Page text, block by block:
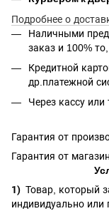
Подробнее о
Наличными
заказ и 100%
Кредитной
др.платежной
Через кассу или
Гарантия от
Гарантия от
Условия
1) Товар, который
индивидуально или